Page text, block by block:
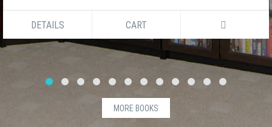
DETAILS CART
MORE BOOKS